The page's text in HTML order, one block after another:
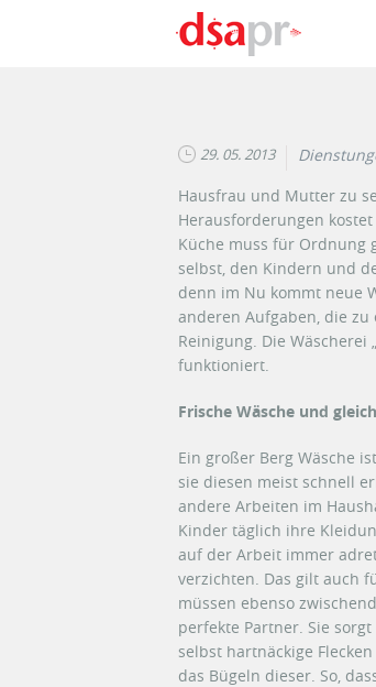
29. 05. 2013
Hausfrau und Mutter zu
Herausforderungen
Küche muss für Ordnung
selbst, den Kindern und
denn im Nu kommt neue
anderen Aufgaben, die
Reinigung. Die Wäscherei
funktioniert.
Frische Wäsche und
Ein großer Berg Wäsche
sie diesen meist schnell
andere Arbeiten im
Kinder täglich ihre
auf der Arbeit immer
verzichten. Das gilt auch
müssen ebenso
perfekte Partner. Sie
selbst hartnäckige
das Bügeln dieser. So,